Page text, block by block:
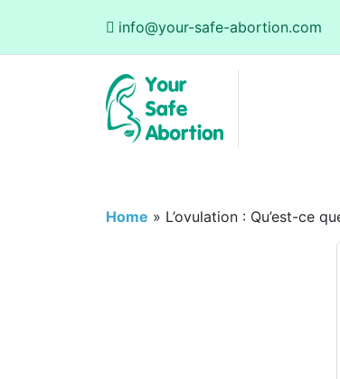
info@your-safe-abortion.com
Home » L’ovulation : Qu’est-ce